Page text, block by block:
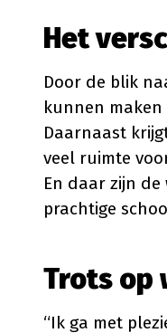
Het
Door de blik
kunnen
Daarnaast
veel ruimte
En daar zijn
prachtige
Trots op
“Ik ga met